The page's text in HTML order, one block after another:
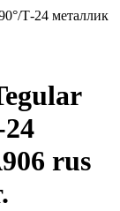
Т-24 металлик
rus